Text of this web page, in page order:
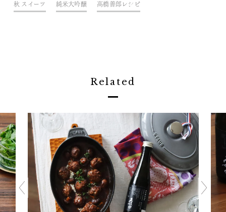
秋 スイーツ 純米大吟醸 高橋善郎レシピ
Related